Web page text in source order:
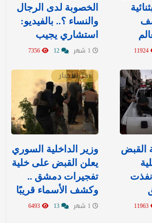
الخصوبة لدى الرجال
والنساء ؟.. بالفيديو:
استشاري يجيب
القبض
نفذت
آخر الأخبار
وزير الداخلية السوري
يعلن القبض على خلية
تفجيرات دمشق ..
وكشف الأسماء قريبًا